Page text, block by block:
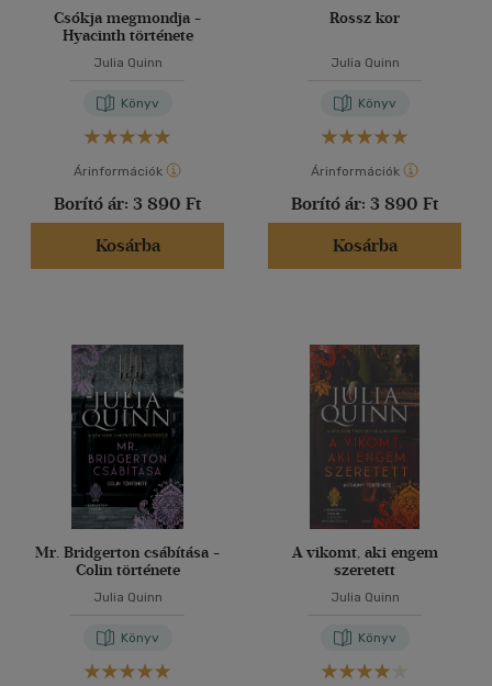
Csókja megmondja -
Hyacinth története
Julia Quinn
Könyv
Árinformációk
Borító ár: 3 890 Ft
Kosárba
Rossz kor
Julia Quinn
Könyv
Árinformációk
Borító ár: 3 890 Ft
Kosárba
Mr. Bridgerton csábítása -
Colin története
Julia Quinn
Könyv
A vikomt, aki engem
szeretett
Julia Quinn
Könyv